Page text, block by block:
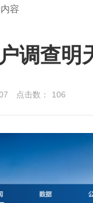
容
调查明
点击数： 106